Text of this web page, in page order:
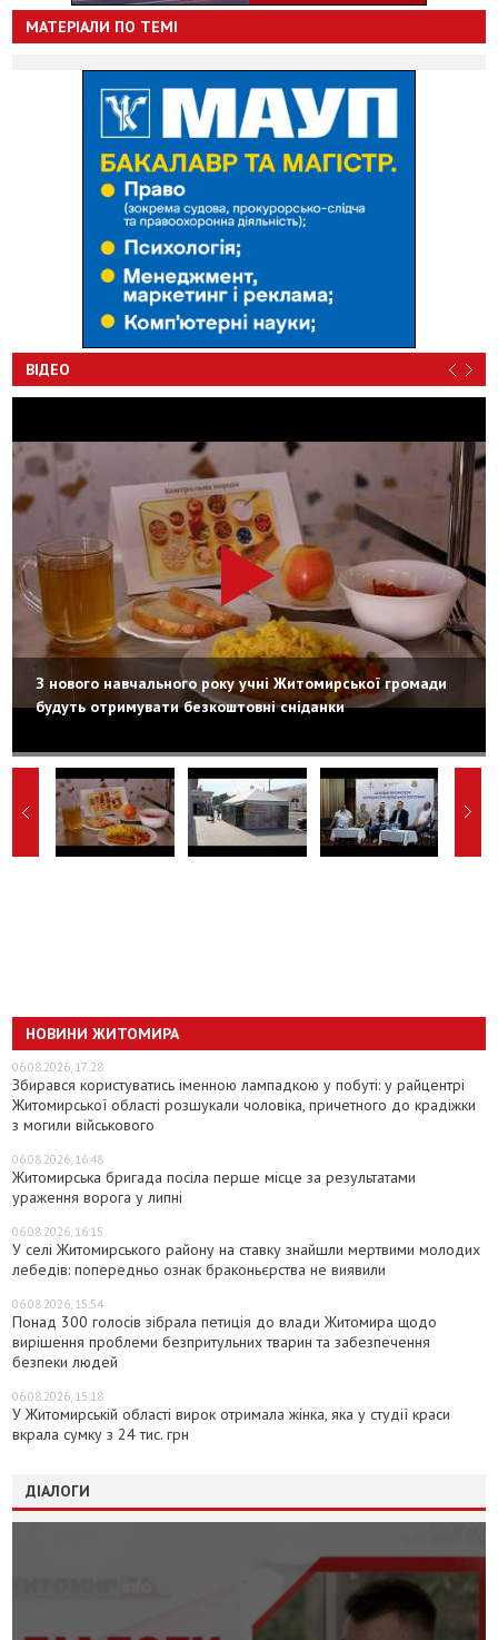
МАТЕРІАЛИ ПО ТЕМІ
ВІДЕО
З нового навчального року учні Житомирської громади
будуть отримувати безкоштовні сніданки
НОВИНИ ЖИТОМИРА
06.08.2026, 17:28
Збирався користуватись іменною лампадкою у побуті: у райцентрі
Житомирської області розшукали чоловіка, причетного до крадіжки
з могили військового
06.08.2026, 16:48
Житомирська бригада посіла перше місце за результатами
ураження ворога у липні
06.08.2026, 16:15
У селі Житомирського району на ставку знайшли мертвими молодих
лебедів: попередньо ознак браконьєрства не виявили
06.08.2026, 15:54
Понад 300 голосів зібрала петиція до влади Житомира щодо
вирішення проблеми безпритульних тварин та забезпечення
безпеки людей
06.08.2026, 15:18
У Житомирській області вирок отримала жінка, яка у студії краси
вкрала сумку з 24 тис. грн
ДІАЛОГИ